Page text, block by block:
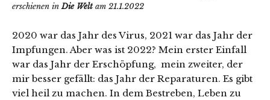
erschienen inDie Welt am 21.1.2022
2020 war das Jahr des Virus, 2021 war das Jahr der
Impfungen. Aber was ist 2022? Mein erster Einfall
war das Jahr der Erschöpfung, mein zweiter, der
mir besser gefällt: das Jahr der Reparaturen. Es gibt
viel heil zu machen. In dem Bestreben, Leben zu